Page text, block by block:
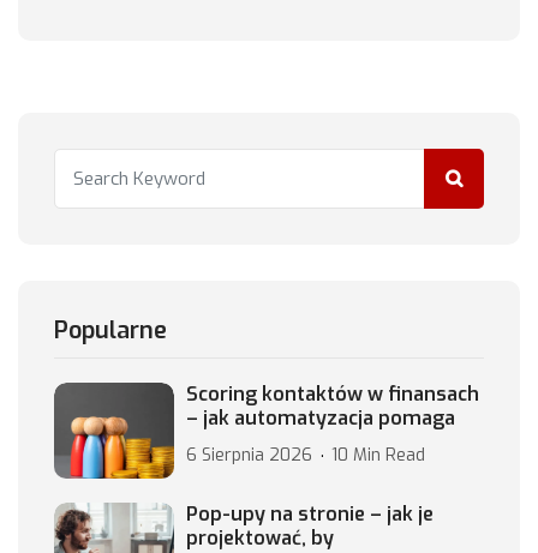
Popularne
Scoring kontaktów w finansach
– jak automatyzacja pomaga
6 Sierpnia 2026 10 Min Read
Pop-upy na stronie – jak je
projektować, by